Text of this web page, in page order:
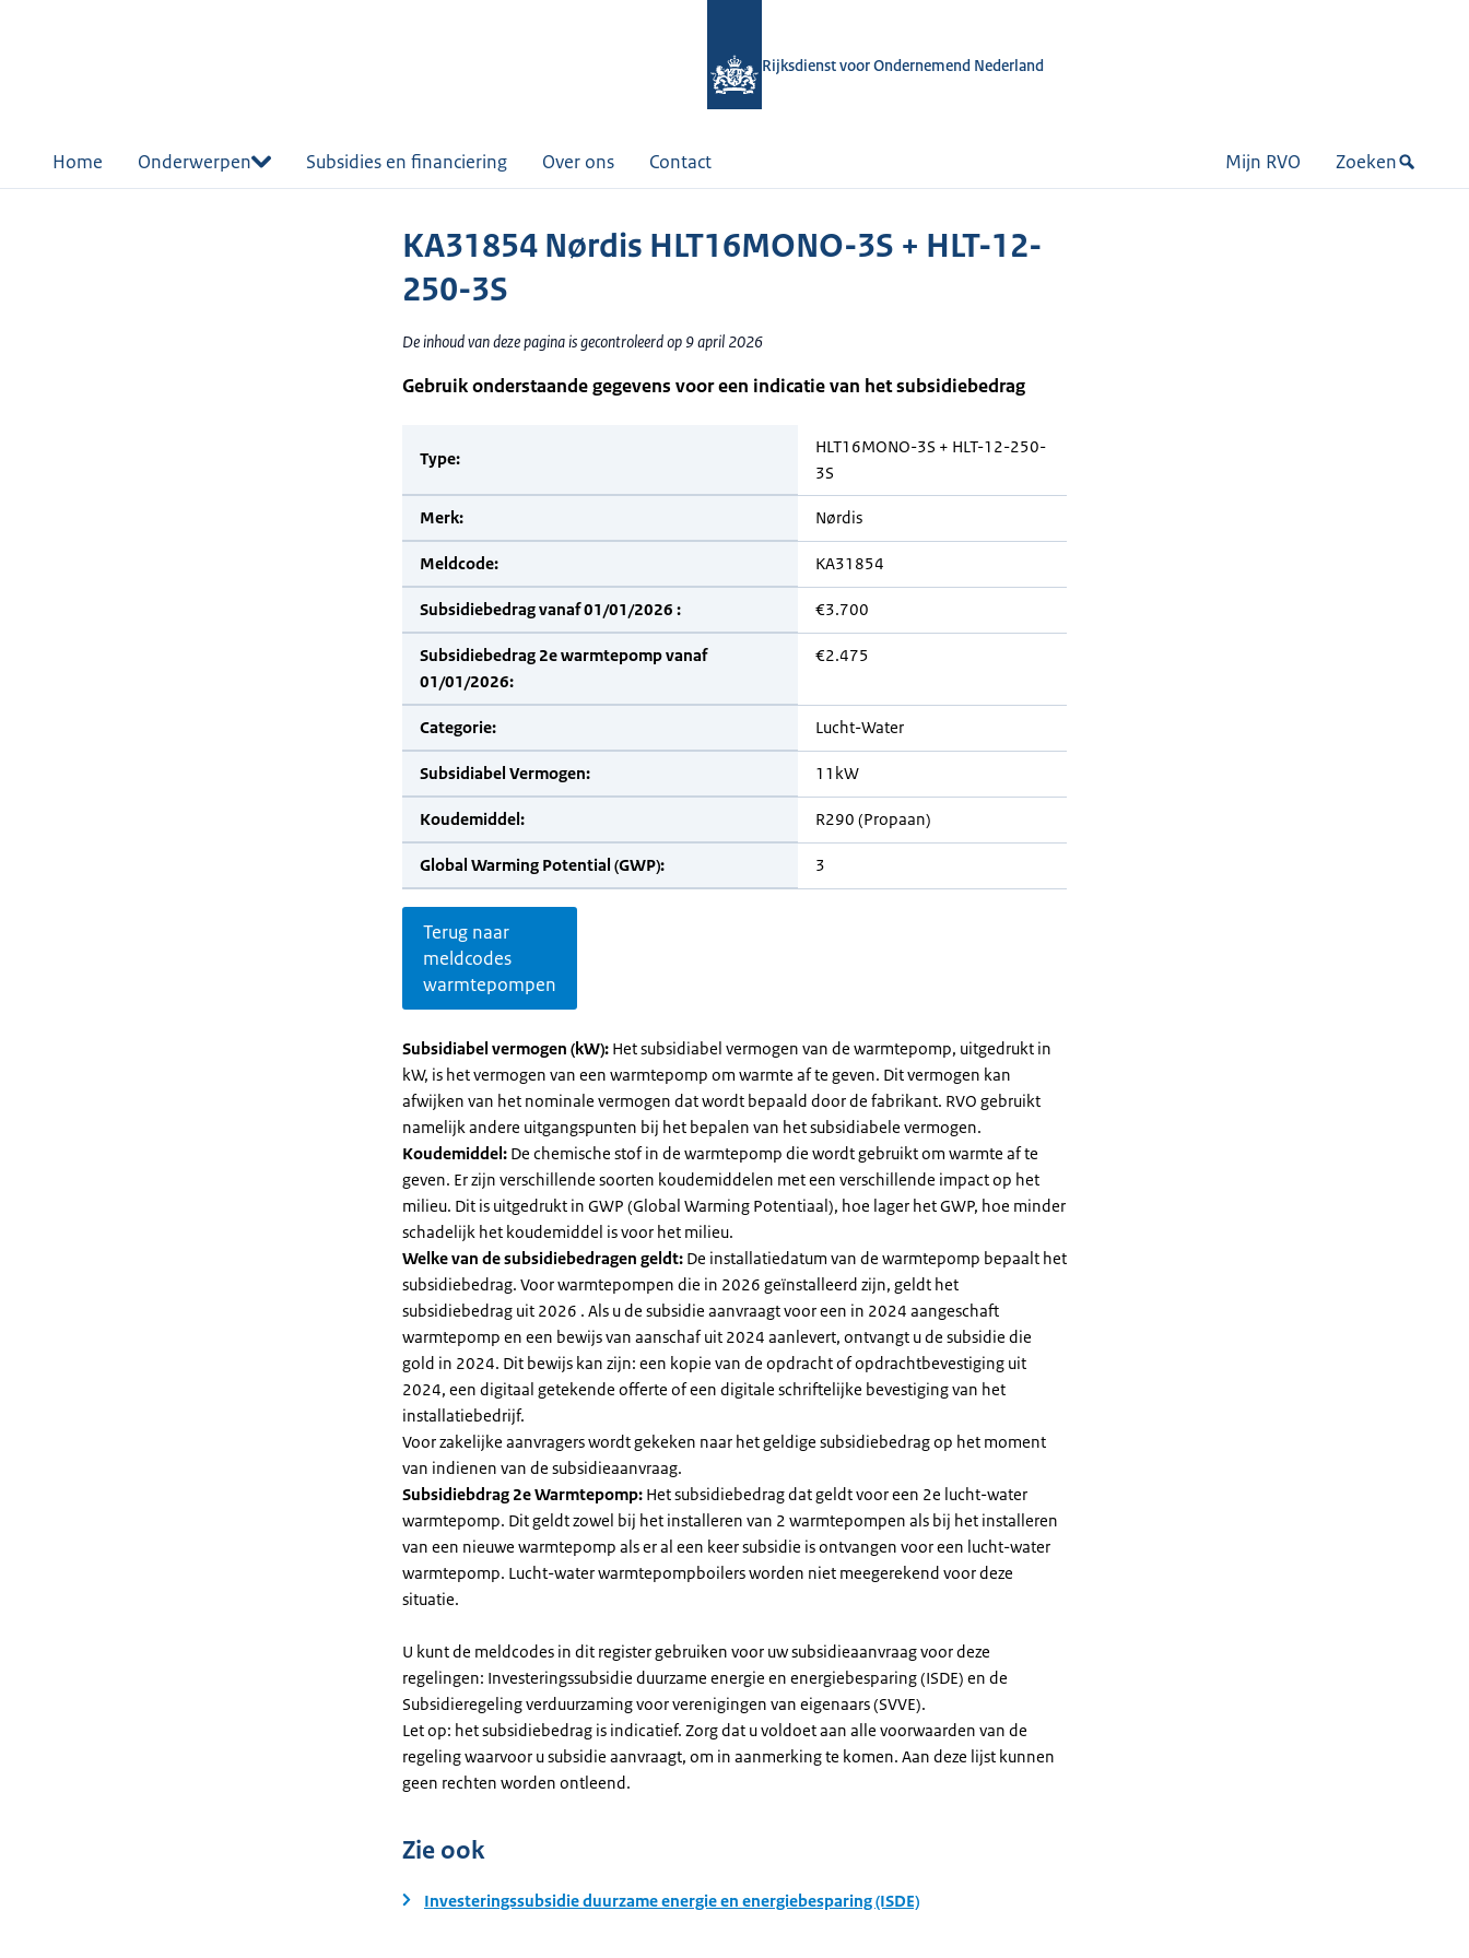
Rijksdienst voor Ondernemend Nederland
Home Onderwerpen Subsidies en financiering Over ons Contact Mijn RVO Zoeken
KA31854 Nørdis HLT16MONO-3S + HLT-12-
250-3S
De inhoud van deze pagina is gecontroleerd op 9 april 2026
Gebruik onderstaande gegevens voor een indicatie van het subsidiebedrag
Type:
HLT16MONO-3S + HLT-12-250-
3S
Merk: Nørdis
Meldcode: KA31854
Subsidiebedrag vanaf 01/01/2026 : €3.700
Subsidiebedrag 2e warmtepomp vanaf
01/01/2026:
€2.475
Categorie: Lucht-Water
Subsidiabel Vermogen: 11kW
Koudemiddel: R290 (Propaan)
Global Warming Potential (GWP): 3
Terug naar
meldcodes
warmtepompen
Subsidiabel vermogen (kW): Het subsidiabel vermogen van de warmtepomp, uitgedrukt in
kW, is het vermogen van een warmtepomp om warmte af te geven. Dit vermogen kan
afwijken van het nominale vermogen dat wordt bepaald door de fabrikant. RVO gebruikt
namelijk andere uitgangspunten bij het bepalen van het subsidiabele vermogen.
Koudemiddel: De chemische stof in de warmtepomp die wordt gebruikt om warmte af te
geven. Er zijn verschillende soorten koudemiddelen met een verschillende impact op het
milieu. Dit is uitgedrukt in GWP (Global Warming Potentiaal), hoe lager het GWP, hoe minder
schadelijk het koudemiddel is voor het milieu.
Welke van de subsidiebedragen geldt: De installatiedatum van de warmtepomp bepaalt het
subsidiebedrag. Voor warmtepompen die in 2026 geïnstalleerd zijn, geldt het
subsidiebedrag uit 2026 . Als u de subsidie aanvraagt voor een in 2024 aangeschaft
warmtepomp en een bewijs van aanschaf uit 2024 aanlevert, ontvangt u de subsidie die
gold in 2024. Dit bewijs kan zijn: een kopie van de opdracht of opdrachtbevestiging uit
2024, een digitaal getekende offerte of een digitale schriftelijke bevestiging van het
installatiebedrijf.
Voor zakelijke aanvragers wordt gekeken naar het geldige subsidiebedrag op het moment
van indienen van de subsidieaanvraag.
Subsidiebdrag 2e Warmtepomp: Het subsidiebedrag dat geldt voor een 2e lucht-water
warmtepomp. Dit geldt zowel bij het installeren van 2 warmtepompen als bij het installeren
van een nieuwe warmtepomp als er al een keer subsidie is ontvangen voor een lucht-water
warmtepomp. Lucht-water warmtepompboilers worden niet meegerekend voor deze
situatie.
U kunt de meldcodes in dit register gebruiken voor uw subsidieaanvraag voor deze
regelingen: Investeringssubsidie duurzame energie en energiebesparing (ISDE) en de
Subsidieregeling verduurzaming voor verenigingen van eigenaars (SVVE).
Let op: het subsidiebedrag is indicatief. Zorg dat u voldoet aan alle voorwaarden van de
regeling waarvoor u subsidie aanvraagt, om in aanmerking te komen. Aan deze lijst kunnen
geen rechten worden ontleend.
Zie ook
Investeringssubsidie duurzame energie en energiebesparing (ISDE)